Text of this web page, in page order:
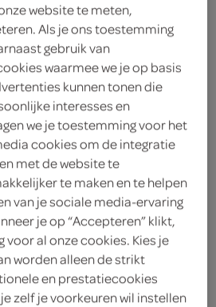
website te meten,
Als je ons toestemming
gebruik van
waarmee we je op basis
kunnen tonen die
interesses en
we je toestemming voor het
cookies om de integratie
met de website te
te maken en te helpen
van je sociale media-ervaring
je op “Accepteren” klikt,
al onze cookies. Kies je
worden alleen de strikt
en prestatiecookies
zelf je voorkeuren wil instellen